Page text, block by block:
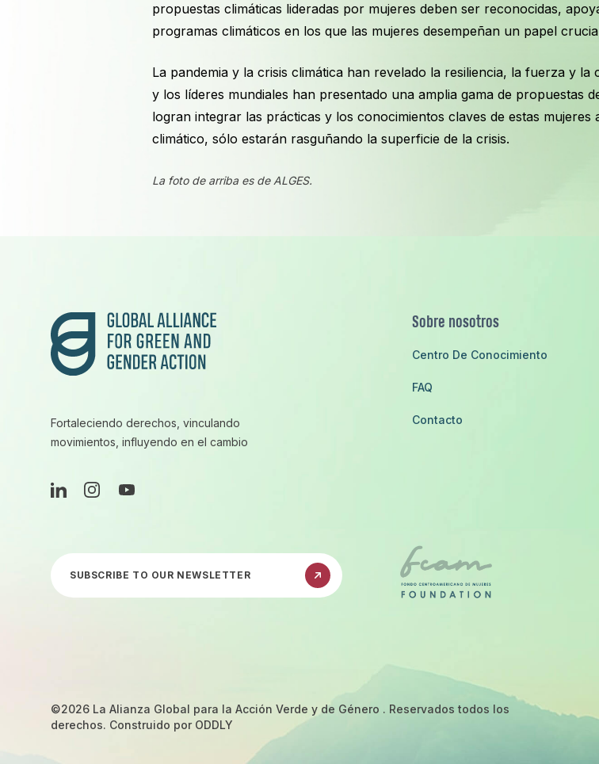
propuestas climáticas lideradas por mujeres deben ser reconocidas,
programas climáticos en los que las mujeres desempeñan un papel
La pandemia y la crisis climática han revelado la resiliencia, la fuerza y la
y los líderes mundiales han presentado una amplia gama de propuestas
logran integrar las prácticas y los conocimientos claves de estas mujeres
climático, sólo estarán rasguñando la superficie de la crisis.
La foto de arriba es de ALGES.
Fortaleciendo derechos, vinculando
movimientos, influyendo en el cambio
LinkedInInstagramYouTube
Sobre nosotros
Centro De Conocimiento
FAQ
Contacto
Suscríbete a nuestro boletín informativo
©2026 La Alianza Global para la Acción Verde y de Género . Reservados todos los
derechos. Construido por ODDLY